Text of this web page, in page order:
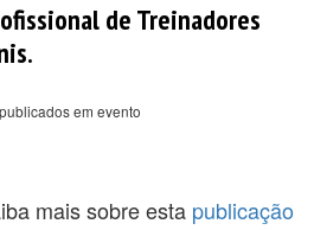
de Treinadores
em evento
mais sobre esta publicação